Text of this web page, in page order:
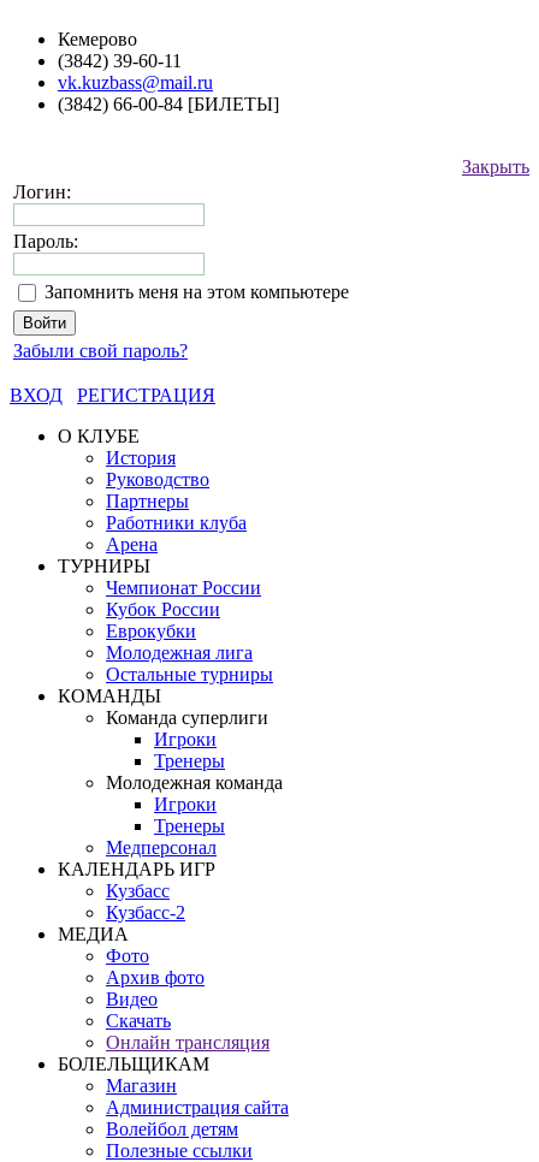
Кемерово
(3842) 39-60-11
vk.kuzbass@mail.ru
(3842) 66-00-84 [БИЛЕТЫ]
Закрыть
Логин:
Пароль:
Запомнить меня на этом компьютере
Забыли свой пароль?
ВХОД
РЕГИСТРАЦИЯ
О КЛУБЕ
История
Руководство
Партнеры
Работники клуба
Арена
ТУРНИРЫ
Чемпионат России
Кубок России
Еврокубки
Молодежная лига
Остальные турниры
КОМАНДЫ
Команда суперлиги
Игроки
Тренеры
Молодежная команда
Игроки
Тренеры
Медперсонал
КАЛЕНДАРЬ ИГР
Кузбасс
Кузбасс-2
МЕДИА
Фото
Архив фото
Видео
Скачать
Онлайн трансляция
БОЛЕЛЬЩИКАМ
Магазин
Администрация сайта
Волейбол детям
Полезные ссылки